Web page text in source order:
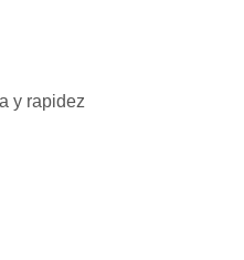
y rapidez